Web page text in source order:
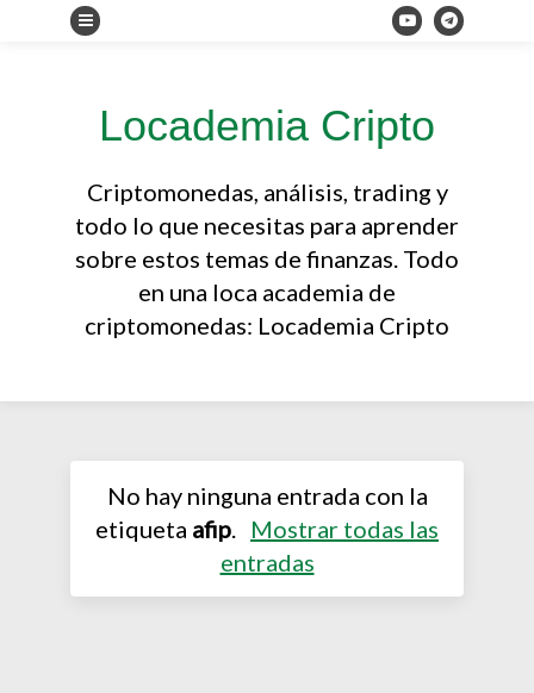
Locademia Cripto
Criptomonedas, análisis, trading y
todo lo que necesitas para aprender
sobre estos temas de finanzas. Todo
en una loca academia de
criptomonedas: Locademia Cripto
No hay ninguna entrada con la
etiqueta afip. Mostrar todas las
entradas